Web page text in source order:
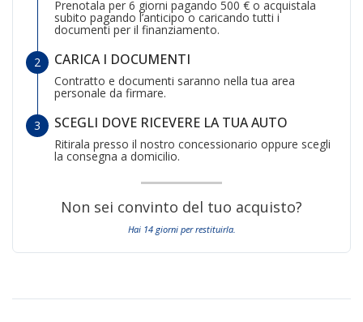
Prenotala per 6 giorni pagando 500 € o acquistala
subito pagando l’anticipo o caricando tutti i
documenti per il finanziamento.
CARICA I DOCUMENTI
Contratto e documenti saranno nella tua area
personale da firmare.
SCEGLI DOVE RICEVERE LA TUA AUTO
Ritirala presso il nostro concessionario oppure scegli
la consegna a domicilio.
Non sei convinto del tuo acquisto?
Hai 14 giorni per restituirla.